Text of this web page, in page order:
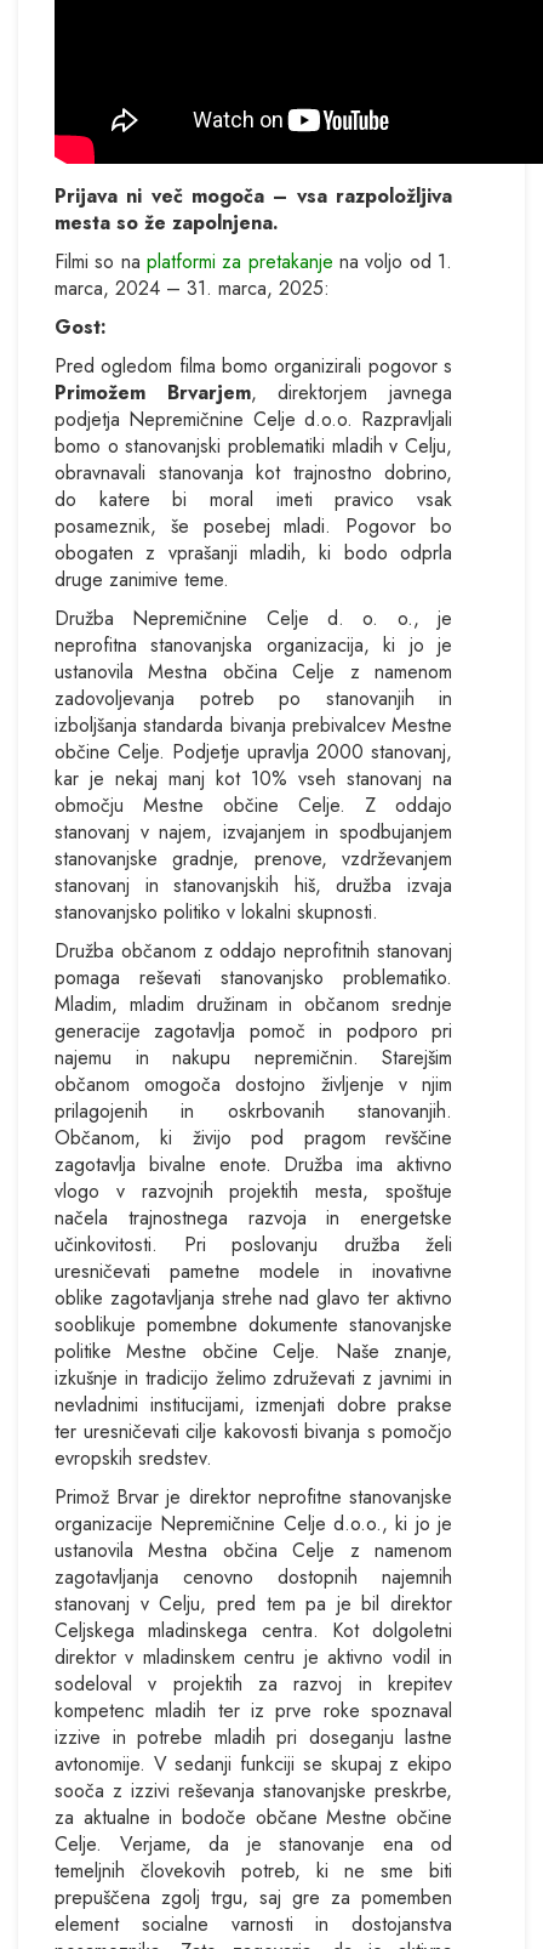
Prijava ni več mogoča – vsa razpoložljiva
mesta so že zapolnjena.
Filmi so na platformi za pretakanje na voljo od 1.
marca, 2024 – 31. marca, 2025:
Gost:
Pred ogledom filma bomo organizirali pogovor s
Primožem Brvarjem, direktorjem javnega
podjetja Nepremičnine Celje d.o.o. Razpravljali
bomo o stanovanjski problematiki mladih v Celju,
obravnavali stanovanja kot trajnostno dobrino,
do katere bi moral imeti pravico vsak
posameznik, še posebej mladi. Pogovor bo
obogaten z vprašanji mladih, ki bodo odprla
druge zanimive teme.
Družba Nepremičnine Celje d. o. o., je
neprofitna stanovanjska organizacija, ki jo je
ustanovila Mestna občina Celje z namenom
zadovoljevanja potreb po stanovanjih in
izboljšanja standarda bivanja prebivalcev Mestne
občine Celje. Podjetje upravlja 2000 stanovanj,
kar je nekaj manj kot 10% vseh stanovanj na
območju Mestne občine Celje. Z oddajo
stanovanj v najem, izvajanjem in spodbujanjem
stanovanjske gradnje, prenove, vzdrževanjem
stanovanj in stanovanjskih hiš, družba izvaja
stanovanjsko politiko v lokalni skupnosti.
Družba občanom z oddajo neprofitnih stanovanj
pomaga reševati stanovanjsko problematiko.
Mladim, mladim družinam in občanom srednje
generacije zagotavlja pomoč in podporo pri
najemu in nakupu nepremičnin. Starejšim
občanom omogoča dostojno življenje v njim
prilagojenih in oskrbovanih stanovanjih.
Občanom, ki živijo pod pragom revščine
zagotavlja bivalne enote. Družba ima aktivno
vlogo v razvojnih projektih mesta, spoštuje
načela trajnostnega razvoja in energetske
učinkovitosti. Pri poslovanju družba želi
uresničevati pametne modele in inovativne
oblike zagotavljanja strehe nad glavo ter aktivno
sooblikuje pomembne dokumente stanovanjske
politike Mestne občine Celje. Naše znanje,
izkušnje in tradicijo želimo združevati z javnimi in
nevladnimi institucijami, izmenjati dobre prakse
ter uresničevati cilje kakovosti bivanja s pomočjo
evropskih sredstev.
Primož Brvar je direktor neprofitne stanovanjske
organizacije Nepremičnine Celje d.o.o., ki jo je
ustanovila Mestna občina Celje z namenom
zagotavljanja cenovno dostopnih najemnih
stanovanj v Celju, pred tem pa je bil direktor
Celjskega mladinskega centra. Kot dolgoletni
direktor v mladinskem centru je aktivno vodil in
sodeloval v projektih za razvoj in krepitev
kompetenc mladih ter iz prve roke spoznaval
izzive in potrebe mladih pri doseganju lastne
avtonomije. V sedanji funkciji se skupaj z ekipo
sooča z izzivi reševanja stanovanjske preskrbe,
za aktualne in bodoče občane Mestne občine
Celje. Verjame, da je stanovanje ena od
temeljnih človekovih potreb, ki ne sme biti
prepuščena zgolj trgu, saj gre za pomemben
element socialne varnosti in dostojanstva